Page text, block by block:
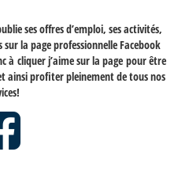
ses offres d’emploi, ses activités,
la page professionnelle Facebook
à cliquer j’aime sur la page pour être
ainsi profiter pleinement de tous nos